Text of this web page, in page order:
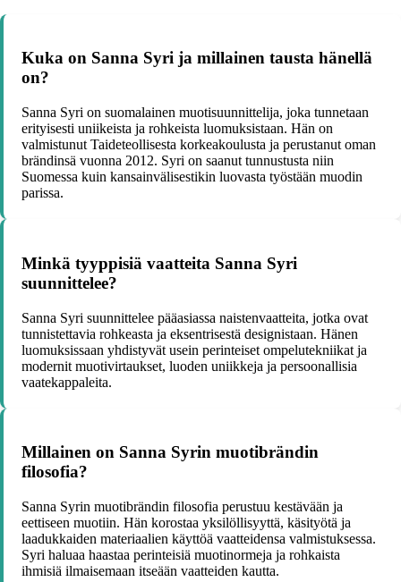
Kuka on Sanna Syri ja millainen tausta hänellä
on?
Sanna Syri on suomalainen muotisuunnittelija, joka tunnetaan
erityisesti uniikeista ja rohkeista luomuksistaan. Hän on
valmistunut Taideteollisesta korkeakoulusta ja perustanut oman
brändinsä vuonna 2012. Syri on saanut tunnustusta niin
Suomessa kuin kansainvälisestikin luovasta työstään muodin
parissa.
Minkä tyyppisiä vaatteita Sanna Syri
suunnittelee?
Sanna Syri suunnittelee pääasiassa naistenvaatteita, jotka ovat
tunnistettavia rohkeasta ja eksentrisestä designistaan. Hänen
luomuksissaan yhdistyvät usein perinteiset ompelutekniikat ja
modernit muotivirtaukset, luoden uniikkeja ja persoonallisia
vaatekappaleita.
Millainen on Sanna Syrin muotibrändin
filosofia?
Sanna Syrin muotibrändin filosofia perustuu kestävään ja
eettiseen muotiin. Hän korostaa yksilöllisyyttä, käsityötä ja
laadukkaiden materiaalien käyttöä vaatteidensa valmistuksessa.
Syri haluaa haastaa perinteisiä muotinormeja ja rohkaista
ihmisiä ilmaisemaan itseään vaatteiden kautta.